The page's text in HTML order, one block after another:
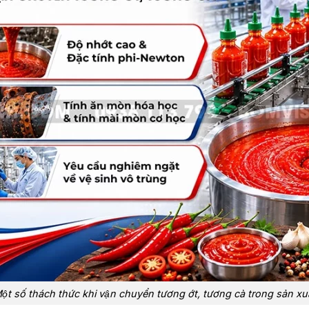
số thách thức khi vận chuyển tương ớt, tương cà trong sản